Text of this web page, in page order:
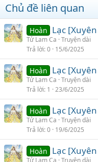
Chủ đề liên quan
Hoàn Lạc
Tử Lam Ca Truyện dài
Trả lời 0 15/6/2025
Hoàn Lạc
Tử Lam Ca Truyện dài
Trả lời 1 23/6/2025
Hoàn Lạc
Tử Lam Ca Truyện dài
Trả lời 0 19/6/2025
Hoàn Lạc
Tử Lam Ca Truyện dài